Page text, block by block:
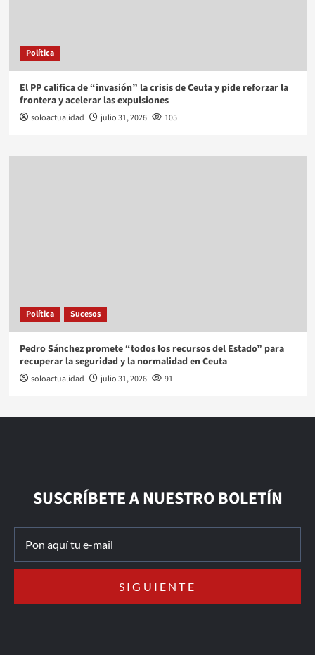
Política
El PP califica de “invasión” la crisis de Ceuta y pide reforzar la
frontera y acelerar las expulsiones
soloactualidad julio 31, 2026 105
Política Sucesos
Pedro Sánchez promete “todos los recursos del Estado” para
recuperar la seguridad y la normalidad en Ceuta
soloactualidad julio 31, 2026 91
SUSCRÍBETE A NUESTRO BOLETÍN